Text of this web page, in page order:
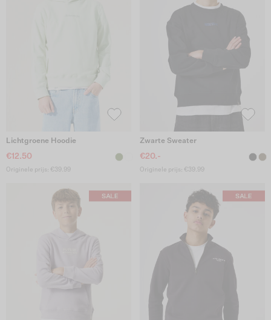
Lichtgroene Hoodie
€12.50
Originele prijs: €39.99
Zwarte Sweater
€20.-
Originele prijs: €39.99